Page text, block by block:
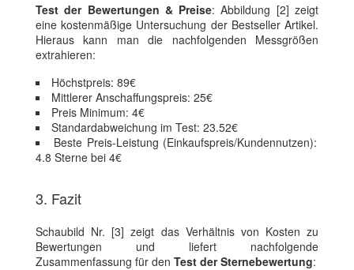
Test der Bewertungen & Preise: Abbildung [2] zeigt
eine kostenmäßige Untersuchung der Bestseller Artikel.
Hieraus kann man die nachfolgenden Messgrößen
extrahieren:
Höchstpreis: 89€
Mittlerer Anschaffungspreis: 25€
Preis Minimum: 4€
Standardabweichung im Test: 23.52€
Beste Preis-Leistung (Einkaufspreis/Kundennutzen):
4.8 Sterne bei 4€
3. Fazit
Schaubild Nr. [3] zeigt das Verhältnis von Kosten zu
Bewertungen und liefert nachfolgende
Zusammenfassung für den Test der Sternebewertung: